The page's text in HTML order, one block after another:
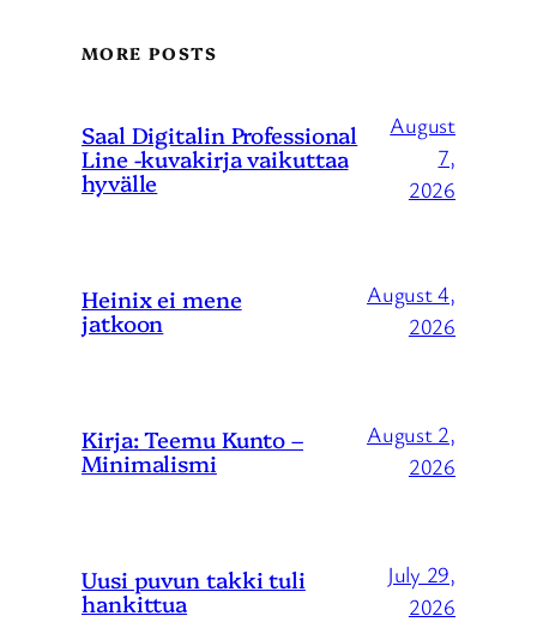
MORE POSTS
Saal Digitalin Professional
Line -kuvakirja vaikuttaa
hyvälle
August
7,
2026
Heinix ei mene
jatkoon
August 4,
2026
Kirja: Teemu Kunto –
Minimalismi
August 2,
2026
Uusi puvun takki tuli
hankittua
July 29,
2026